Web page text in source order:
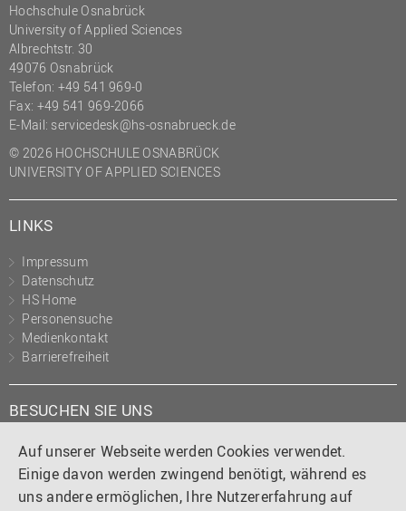
Auf unserer Webseite werden Cookies verwendet.
Einige davon werden zwingend benötigt, während es
uns andere ermöglichen, Ihre Nutzererfahrung auf
Präsidialbüro
Professional School
Projekte des Präsidiums
Projektmanagement Office
(PMO)
Prozessmanagement
Recht
Studium und Lehre
Transfer- und
Innovationsmanagement
Hochschule Osnabrück
University of Applied Sciences
Albrechtstr. 30
49076 Osnabrück
Telefon: +49 541 969-0
Fax: +49 541 969-2066
E-Mail: servicedesk@hs-osnabrueck.de
© 2026 HOCHSCHULE OSNABRÜCK
UNIVERSITY OF APPLIED SCIENCES
LINKS
Impressum
Datenschutz
HS Home
Personensuche
Medienkontakt
Barrierefreiheit
BESUCHEN SIE UNS
Instagram
TiktokLinkedIn
YouTube
Facebook